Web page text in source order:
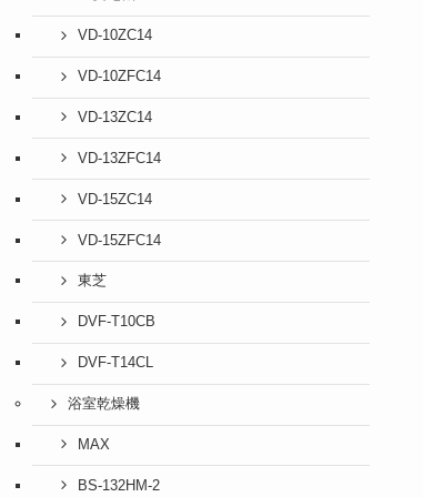
VD-10ZC14
VD-10ZFC14
VD-13ZC14
VD-13ZFC14
VD-15ZC14
VD-15ZFC14
東芝
DVF-T10CB
DVF-T14CL
浴室乾燥機
MAX
BS-132HM-2